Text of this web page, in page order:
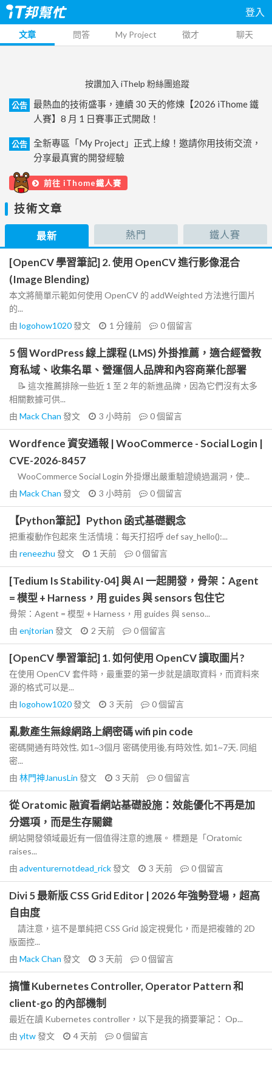
登入
文章 問答 My Project 徵才 聊天
按讚加入 iThelp 粉絲團追蹤
公告
最熱血的技術盛事，連續 30 天的修煉【2026 iThome 鐵
人賽】8 月 1 日賽事正式開啟！
公告
全新專區「My Project」正式上線！邀請你用技術交流，
分享最真實的開發經驗
前往 iThome鐵人賽
技術文章
最新 熱門 鐵人賽
[OpenCV 學習筆記] 2. 使用 OpenCV 進行影像混合
(Image Blending)
本文將簡單示範如何使用 OpenCV 的 addWeighted 方法進行圖片
的...
由 logohow1020發文 1 分鐘前 0個留言
5 個 WordPress 線上課程 (LMS) 外掛推薦，適合經營教
育私域、收集名單、營運個人品牌和內容商業化部署
📝 這次推薦排除一些近 1 至 2 年的新進品牌，因為它們沒有太多
相關數據可供...
由 Mack Chan 發文 3 小時前 0個留言
Wordfence 資安通報 | WooCommerce - Social Login |
CVE-2026-8457
WooCommerce Social Login 外掛爆出嚴重驗證繞過漏洞，使...
由 Mack Chan 發文 3 小時前 0個留言
【Python筆記】Python 函式基礎觀念
把重複動作包起來 生活情境：每天打招呼 def say_hello():...
由 reneezhu 發文 1 天前 0個留言
[Tedium Is Stability-04] 與 AI 一起開發，骨架：Agent
= 模型 + Harness，用 guides 與 sensors 包住它
骨架：Agent = 模型 + Harness，用 guides 與 senso...
由 enjtorian 發文 2 天前 0個留言
[OpenCV 學習筆記] 1. 如何使用 OpenCV 讀取圖片?
在使用 OpenCV 套件時，最重要的第一步就是讀取資料，而資料來
源的格式可以是...
由 logohow1020發文 3 天前 0個留言
亂數產生無線網路上網密碼 wifi pin code
密碼開通有時效性, 如1~3個月 密碼使用後,有時效性, 如1~7天. 同組
密...
由 林門神JanusLin 發文 3 天前 0個留言
從 Oratomic 融資看網站基礎設施：效能優化不再是加
分選項，而是生存關鍵
網站開發領域最近有一個值得注意的進展。 標題是「Oratomic
raises...
由 adventurernotdead_rick發文 3 天前 0個留言
Divi 5 最新版 CSS Grid Editor | 2026 年強勢登場，超高
自由度
請注意，這不是單純把 CSS Grid 設定視覺化，而是把複雜的 2D
版面控...
由 Mack Chan 發文 3 天前 0個留言
搞懂 Kubernetes Controller, Operator Pattern 和
client-go 的內部機制
最近在讀 Kubernetes controller，以下是我的摘要筆記： Op...
由 yltw發文 4 天前 0個留言